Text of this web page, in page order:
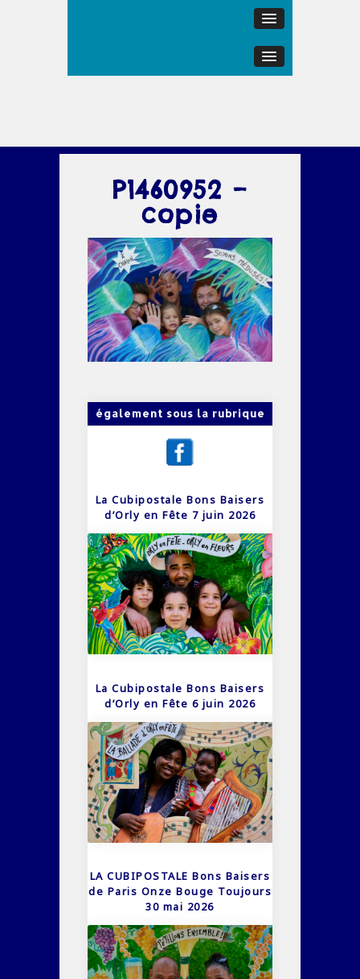
P1460952 –
copie
également sous la rubrique
La Cubipostale Bons Baisers
d’Orly en Fête 7 juin 2026
La Cubipostale Bons Baisers
d’Orly en Fête 6 juin 2026
LA CUBIPOSTALE Bons Baisers
de Paris Onze Bouge Toujours
30 mai 2026